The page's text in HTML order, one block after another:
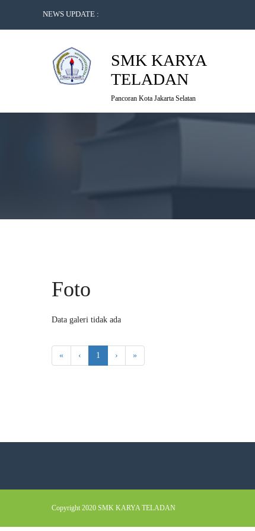
NEWS UPDATE :
Guru dan Karakter...
SMK KARYA
TELADAN
Pancoran Kota Jakarta Selatan
Foto
Data galeri tidak ada
« ‹ 1 › »
Copyright 2020 SMK KARYA TELADAN